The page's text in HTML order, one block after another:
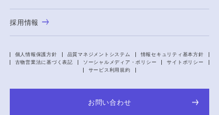
採用情報
個人情報保護方針 品質マネジメントシステム
情報セキュリティ基本方針
古物営業法に基づく表記
ソーシャルメディア・ポリシー
サイトポリシー
サービス利用規約
お問い合わせ